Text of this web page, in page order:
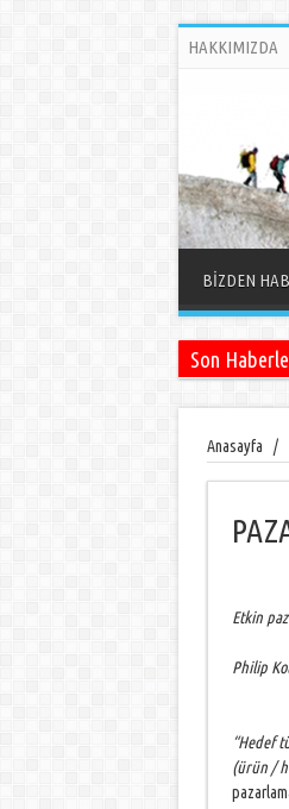
HAKKIMIZDA
BİZDEN
Son
Anasayfa /
Etkin
Philip
“Hedef
(ürün /